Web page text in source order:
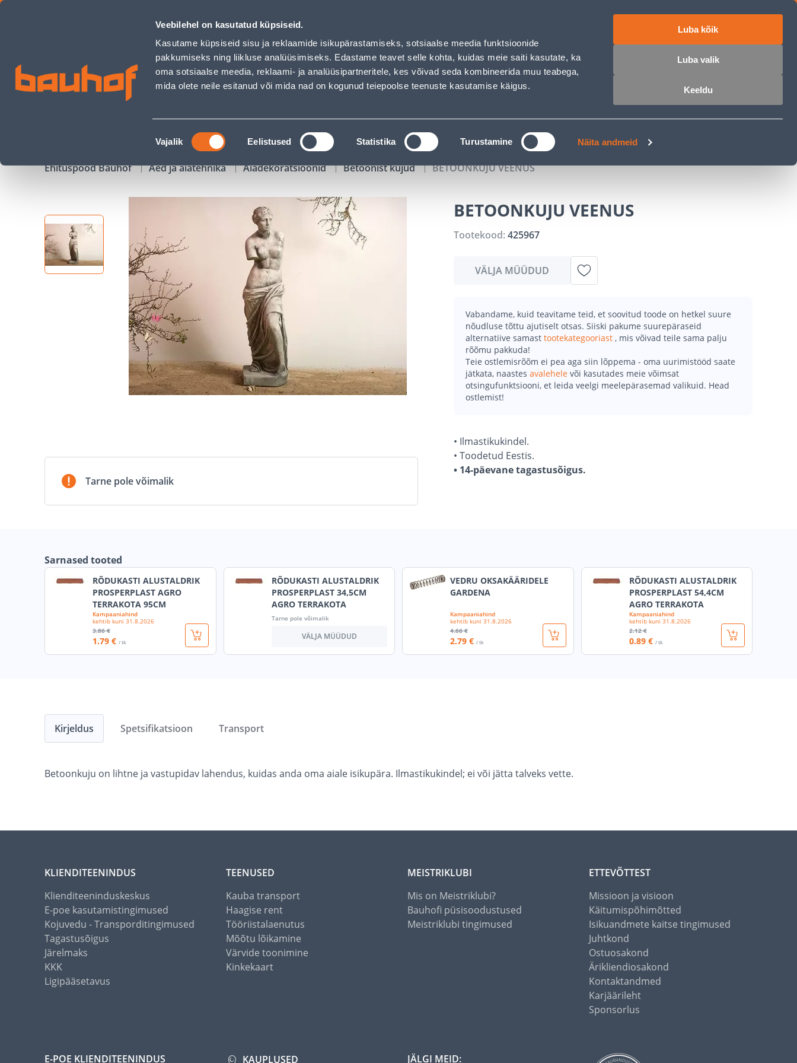
Veebilehel on kasutatud küpsiseid.
Kasutame küpsiseid sisu ja reklaamide isikupärastamiseks, sotsiaalse meedia funktsioonide
pakkumiseks ning liikluse analüüsimiseks. Edastame teavet selle kohta, kuidas meie saiti kasutate, ka
oma sotsiaalse meedia, reklaami- ja analüüsipartneritele, kes võivad seda kombineerida muu teabega,
mida olete neile esitanud või mida nad on kogunud teiepoolse teenuste kasutamise käigus.
Nõusoleku
valik
Vajalik Eelistused Statistika Turustamine Näita andmeid
Luba kõik
Luba valik
Keeldu
BETOONKUJU VEENUS - Bauhof has loaded
Äriklienditeenindus Klienditeenindus Teenused Karjäärileht
OTSI Logi sisse
KAMPAANIAD KATALOOGID TÖÖRIISTALAENUTUS JÄRELMAKS
Ehituspood Bauhof Aed ja aiatehnika Aiadekoratsioonid Betoonist kujud BETOONKUJU VEENUS
Tarne pole võimalik
BETOONKUJU VEENUS
Tootekood:425967
VÄLJA MÜÜDUD
Vabandame, kuid teavitame teid, et soovitud toode on hetkel suure
nõudluse tõttu ajutiselt otsas. Siiski pakume suurepäraseid
alternatiive samast tootekategooriast , mis võivad teile sama palju
rõõmu pakkuda!
Teie ostlemisrõõm ei pea aga siin lõppema - oma uurimistööd saate
jätkata, naastes avalehele või kasutades meie võimsat
otsingufunktsiooni, et leida veelgi meelepärasemad valikuid. Head
ostlemist!
• Ilmastikukindel.
• Toodetud Eestis.
• 14-päevane tagastusõigus.
Sarnased tooted
RÕDUKASTI ALUSTALDRIK
PROSPERPLAST AGRO
TERRAKOTA 95CM
Kampaaniahind
kehtib kuni 31.8.2026
3.86 €
1.79 € / tk
RÕDUKASTI ALUSTALDRIK
PROSPERPLAST 34,5CM
AGRO TERRAKOTA
Tarne pole võimalik
VÄLJA MÜÜDUD
VEDRU OKSAKÄÄRIDELE
GARDENA
Kampaaniahind
kehtib kuni 31.8.2026
4.66 €
2.79 € / tk
RÕDUKASTI ALUSTALDRIK
PROSPERPLAST 54,4CM
AGRO TERRAKOTA
Kampaaniahind
kehtib kuni 31.8.2026
2.12 €
0.89 € / tk
Kirjeldus
Betoonkuju on lihtne ja vastupidav lahendus, kuidas anda oma aiale isikupära. Ilmastikukindel; ei või jätta talveks vette.
Spetsifikatsioon Transport
KLIENDITEENINDUS
Klienditeeninduskeskus
E-poe kasutamistingimused
Kojuvedu - Transporditingimused
Tagastusõigus
Järelmaks
KKK
Ligipääsetavus
TEENUSED
Kauba transport
Haagise rent
Tööriistalaenutus
Mõõtu lõikamine
Värvide toonimine
Kinkekaart
MEISTRIKLUBI
Mis on Meistriklubi?
Bauhofi püsisoodustused
Meistriklubi tingimused
ETTEVÕTTEST
Missioon ja visioon
Käitumispõhimõtted
Isikuandmete kaitse tingimused
Juhtkond
Ostuosakond
Ärikliendiosakond
Kontaktandmed
Karjäärileht
Sponsorlus
E-POE KLIENDITEENINDUS KAUPLUSED JÄLGI MEID: